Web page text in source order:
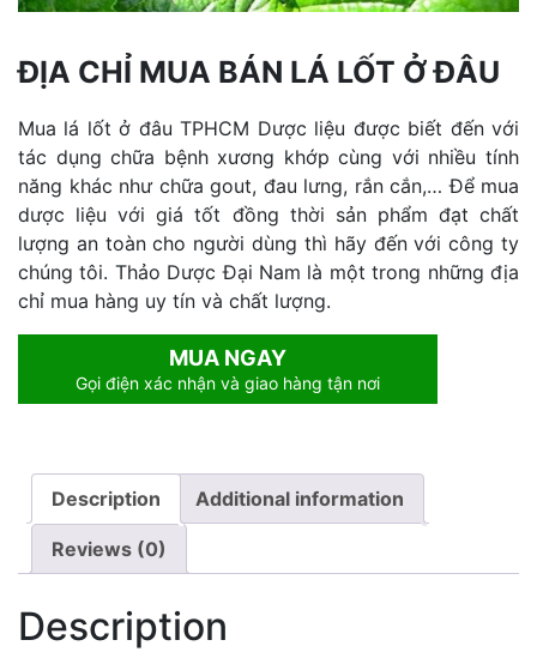
ĐỊA CHỈ MUA BÁN LÁ LỐT Ở ĐÂU
Mua lá lốt ở đâu TPHCM Dược liệu được biết đến với
tác dụng chữa bệnh xương khớp cùng với nhiều tính
năng khác như chữa gout, đau lưng, rắn cắn,… Để mua
dược liệu với giá tốt đồng thời sản phẩm đạt chất
lượng an toàn cho người dùng thì hãy đến với công ty
chúng tôi. Thảo Dược Đại Nam là một trong những địa
chỉ mua hàng uy tín và chất lượng.
MUA NGAY
Gọi điện xác nhận và giao hàng tận nơi
Description Additional information
Reviews (0)
Description